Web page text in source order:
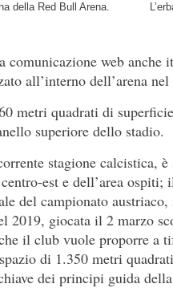
della Red Bull Arena.
comunicazione web
all’interno dell’arena
metri quadrati di
superiore dello stadio.
stagione calcistica,
est e dell’area
del campionato
2019, giocata il 2 marzo
il club vuole proporre a
di 1.350 metri
dei principi guida